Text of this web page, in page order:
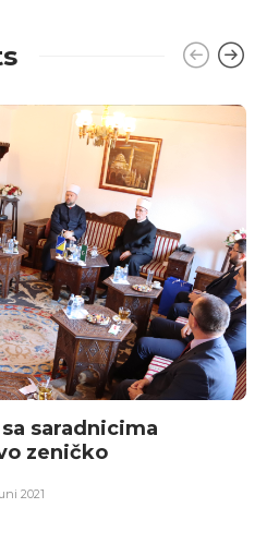
saradnicima
zeničko
2021